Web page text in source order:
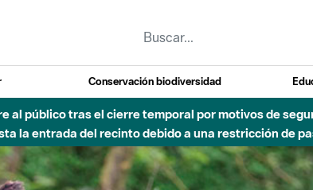
Conservación biodiversidad
al público tras el cierre temporal por motivos de
la entrada del recinto debido a una restricción de